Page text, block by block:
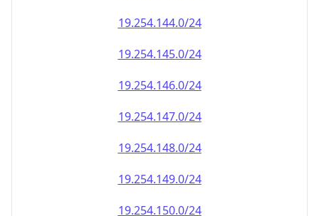
19.254.144.0/24
19.254.145.0/24
19.254.146.0/24
19.254.147.0/24
19.254.148.0/24
19.254.149.0/24
19.254.150.0/24